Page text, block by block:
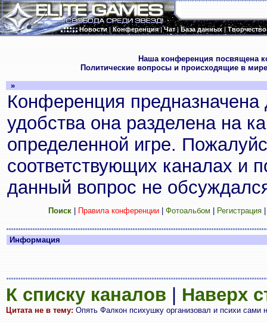
Новости|Конференция|Чат|База данных|Творчество
Наша конференция посвящена
Политические вопросы и происходящие в
»
Конференция
удобства она разделена на
определенной игре.
соответствующих каналах и
данный вопрос не
Поиск| Правила конференции| Фотоальбом Регистрация
Информация
К списку каналов Наверх
Цитата не в тему: Опять Фалкон психушку организовал и психи сами